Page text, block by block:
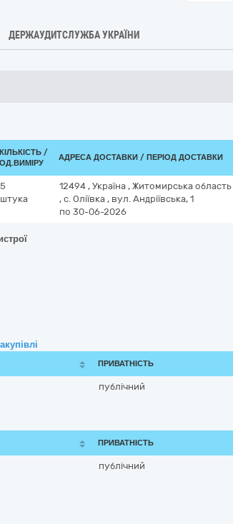
ДЕРЖАУДИТСЛУЖБА УКРАЇНИ
КІЛЬКІСТЬ /
ОД.ВИМІРУ
АДРЕСА ДОСТАВКИ / ПЕРІОД ДОСТАВКИ
5
штука
12494 , Україна , Житомирська область
, с. Оліївка , вул. Андріївська, 1
по 30-06-2026
ПРИВАТНІСТЬ
публічний
ПРИВАТНІСТЬ
публічний